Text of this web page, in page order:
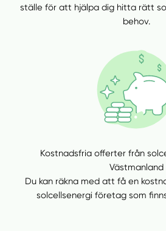
ställe för att hjälpa dig hitta rätt
behov.
Kostnadsfria offerter från
Västmanland
Du kan räkna med att få en
solcellsenergi företag som